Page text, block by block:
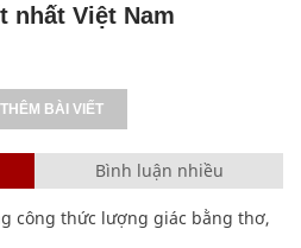
nhất Việt Nam
BÀI VIẾT
Bình luận nhiều
công thức lượng giác bằng thơ,